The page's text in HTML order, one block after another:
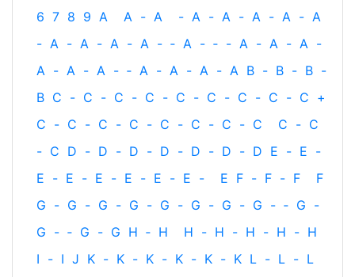
6 7 8 9 A A - A - A - A - A - A - A
- A - A - A - A - ‐ A - ‐ - A - A - A -
A - A - A - ‐ A - A - A - A B - B - B -
B C - C - C - C - C - C - C - C - C +
C - C - C - C - C - C - C - C C - C
- C D - D - D - D - D - D - D E - E -
E - E - E - E - E - E - E F - F - F
F
G - G - G - G - G - G - G - G - ‐ G -
G - ‐ G - G H ‐ H H - H - H - H - H
I - I J K - K - K - K - K - K L - L - L